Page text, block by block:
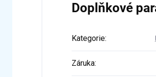
Doplňkové
Kategorie:
Záruka: